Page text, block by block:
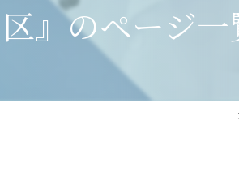
』のページ一